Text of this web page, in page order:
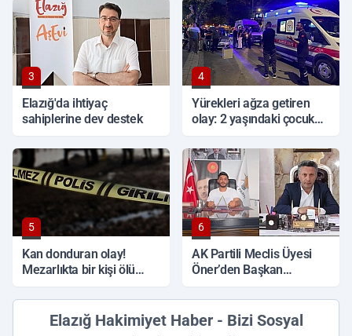
3
Elazığ'da ihtiyaç
sahiplerine dev destek
4
Yürekleri ağza getiren
olay: 2 yaşındaki çocuk
5
Kan donduran olay!
Mezarlıkta bir kişi ölü
6
AK Partili Meclis Üyesi
Öner’den Başkan
borç hem de faiz var'
Elazığ Hakimiyet Haber - Bizi Sosyal